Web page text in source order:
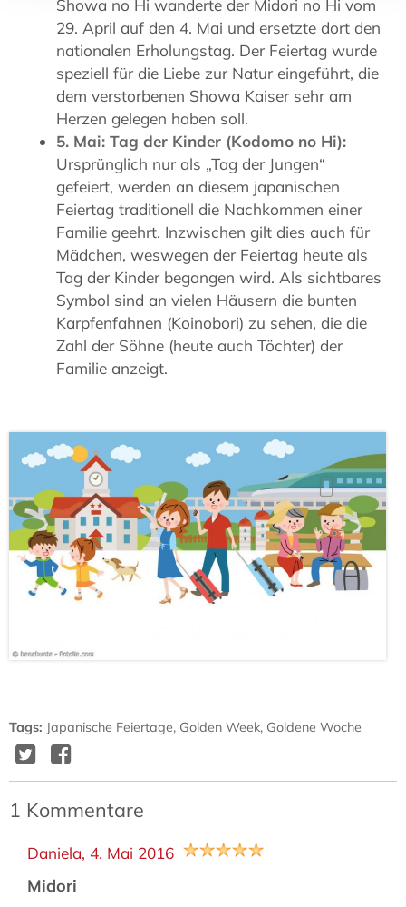
Showa no Hi wanderte der Midori no Hi vom
29. April auf den 4. Mai und ersetzte dort den
nationalen Erholungstag. Der Feiertag wurde
speziell für die Liebe zur Natur eingeführt, die
dem verstorbenen Showa Kaiser sehr am
Herzen gelegen haben soll.
5. Mai: Tag der Kinder (Kodomo no Hi):
Ursprünglich nur als „Tag der Jungen“
gefeiert, werden an diesem japanischen
Feiertag traditionell die Nachkommen einer
Familie geehrt. Inzwischen gilt dies auch für
Mädchen, weswegen der Feiertag heute als
Tag der Kinder begangen wird. Als sichtbares
Symbol sind an vielen Häusern die bunten
Karpfenfahnen (Koinobori) zu sehen, die die
Zahl der Söhne (heute auch Töchter) der
Familie anzeigt.
Tags: Japanische Feiertage, Golden Week, Goldene Woche
TwitterFacebook
1 Kommentare
Daniela, 4. Mai 2016
Midori